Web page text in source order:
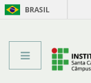
BRASIL